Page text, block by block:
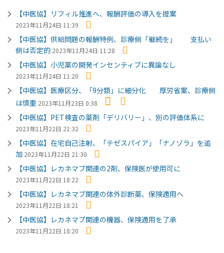
【中医協】リフィル推進へ、報酬評価の導入を提案
2023年11月24日 11:39
【中医協】供給問題の報酬特例、診療側「継続を」 支払い
側は否定的 2023年11月24日 11:28
【中医協】小児薬の開発インセンティブに異論なし
2023年11月24日 11:20
【中医協】医療区分、「9分類」に細分化 厚労省案、診療側
は慎重 2023年11月23日 0:38
【中医協】PET検査の薬剤「デリバリー」、別の評価体系に
2023年11月22日 21:32
【中医協】在宅自己注射、「テゼスパイア」「ナノゾラ」を追
加 2023年11月22日 21:30
【中医協】レカネマブ関連の2剤、保険医が使用可に
2023年11月22日 18:22
【中医協】レカネマブ関連の体外診断薬、保険適用へ
2023年11月22日 18:21
【中医協】レカネマブ関連の機器、保険適用を了承
2023年11月22日 18:20